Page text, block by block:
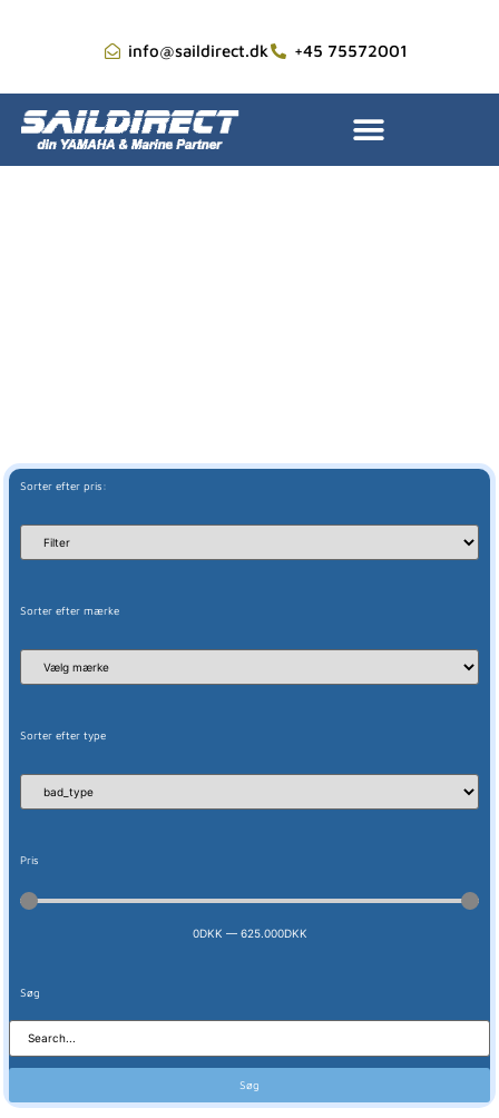
info@saildirect.dk +45 75572001
Sorter efter pris:
Sorter efter mærke
Sorter efter type
Pris
0DKK — 625.000DKK
Søg
Søg